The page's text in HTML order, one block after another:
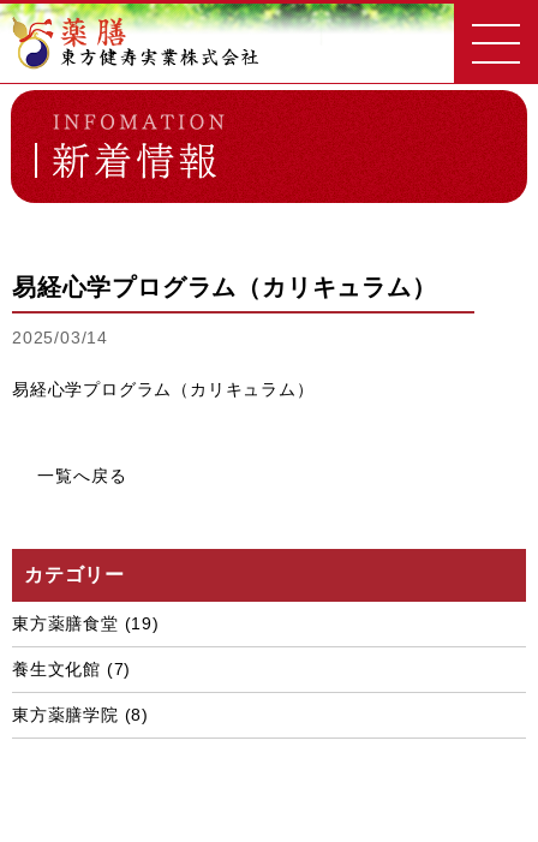
東方健寿実業
新着情報一覧
易経心学プログラム（カリキュラム）
易経心学プログラム（カリキュラム）
2025/03/14
易経心学プログラム（カリキュラム）
一覧へ戻る
カテゴリー
東方薬膳食堂 (19)
養生文化館 (7)
東方薬膳学院 (8)